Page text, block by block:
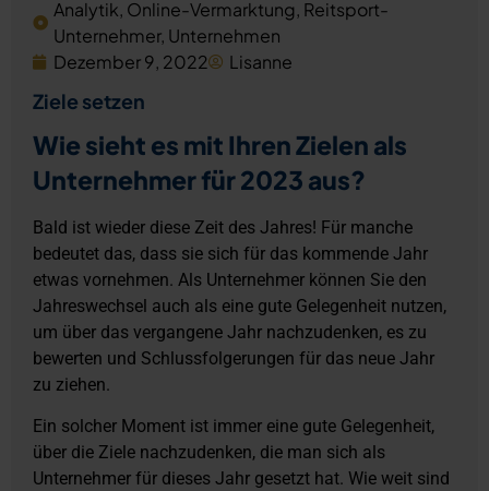
Analytik, Online-Vermarktung, Reitsport-
Unternehmer, Unternehmen
Dezember 9, 2022
Lisanne
Ziele setzen
Wie sieht es mit Ihren Zielen als
Unternehmer für 2023 aus?
Bald ist wieder diese Zeit des Jahres! Für manche
bedeutet das, dass sie sich für das kommende Jahr
etwas vornehmen. Als Unternehmer können Sie den
Jahreswechsel auch als eine gute Gelegenheit nutzen,
um über das vergangene Jahr nachzudenken, es zu
bewerten und Schlussfolgerungen für das neue Jahr
zu ziehen.
Ein solcher Moment ist immer eine gute Gelegenheit,
über die Ziele nachzudenken, die man sich als
Unternehmer für dieses Jahr gesetzt hat. Wie weit sind